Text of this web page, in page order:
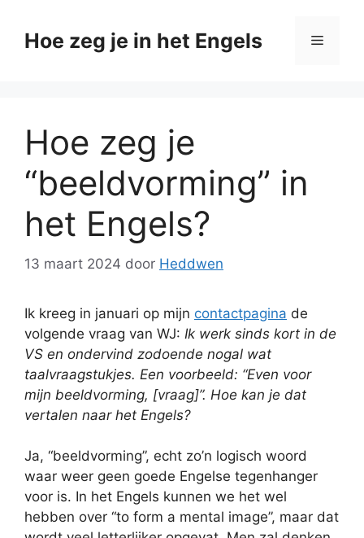
naarHoe zeg je in het Engels Menu
Hoe zeg je
“beeldvorming” in
het Engels?
13 maart 2024 door Heddwen
Ik kreeg in januari op mijn contactpagina de
volgende vraag van WJ: Ik werk sinds kort in de
VS en ondervind zodoende nogal wat
taalvraagstukjes. Een voorbeeld: “Even voor
mijn beeldvorming, [vraag]”. Hoe kan je dat
vertalen naar het Engels?
Ja, “beeldvorming”, echt zo’n logisch woord
waar weer geen goede Engelse tegenhanger
voor is. In het Engels kunnen we het wel
hebben over “to form a mental image”, maar dat